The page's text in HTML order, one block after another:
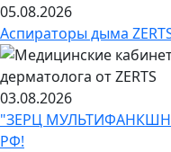
05.08.2026
Аспираторы дыма
03.08.2026
"ЗЕРЦ
РФ!